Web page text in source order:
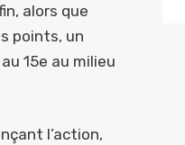
alors que
points, un
15e au milieu
l’action,